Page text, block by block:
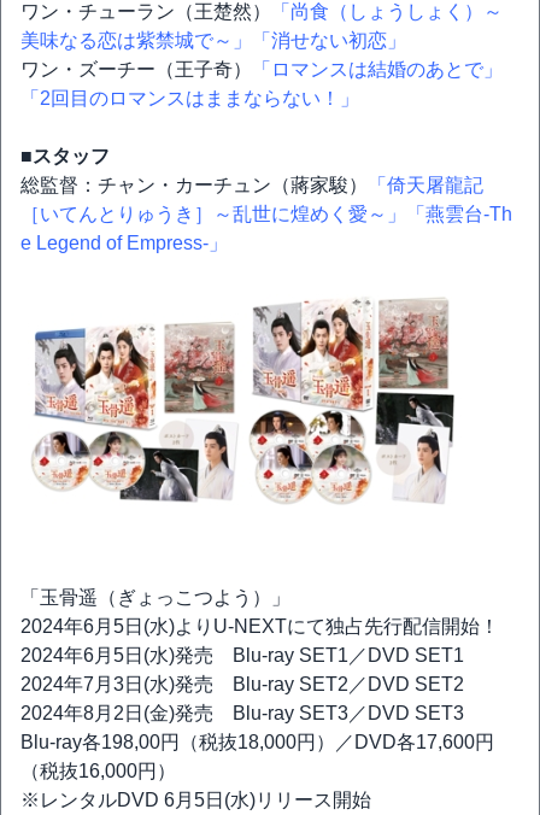
ワン・チューラン（王楚然）
「尚食（しょうしょく）～
美味なる恋は紫禁城で～」
「消せない初恋」
ワン・ズーチー（王子奇）
「ロマンスは結婚のあとで」
「2回目のロマンスはままならない！」
■スタッフ
総監督：チャン・カーチュン（蔣家駿）
「倚天屠龍記
［いてんとりゅうき］～乱世に煌めく愛～」
「燕雲台-Th
e Legend of Empress-」
「玉骨遥（ぎょっこつよう）」
2024年6月5日(水)よりU-NEXTにて独占先行配信開始！
2024年6月5日(水)発売 Blu-ray SET1／DVD SET1
2024年7月3日(水)発売 Blu-ray SET2／DVD SET2
2024年8月2日(金)発売 Blu-ray SET3／DVD SET3
Blu-ray各198,00円（税抜18,000円）／DVD各17,600円
（税抜16,000円）
※レンタルDVD 6月5日(水)リリース開始